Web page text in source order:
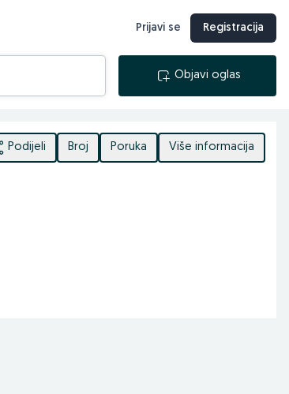
Prijavi se Registracija
Objavi oglas
Podijeli Broj Poruka Više informacija